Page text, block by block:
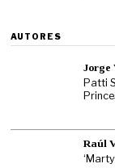
AUTORES
Jorge
Patti
Raúl